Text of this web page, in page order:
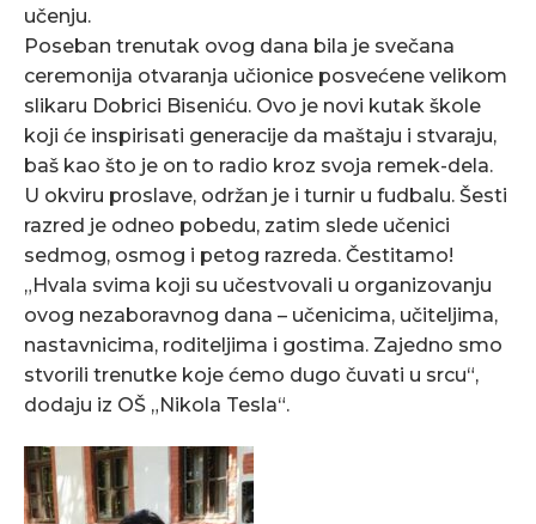
učenju.
Poseban trenutak ovog dana bila je svečana
ceremonija otvaranja učionice posvećene velikom
slikaru Dobrici Biseniću. Ovo je novi kutak škole
koji će inspirisati generacije da maštaju i stvaraju,
baš kao što je on to radio kroz svoja remek-dela.
U okviru proslave, održan je i turnir u fudbalu. Šesti
razred je odneo pobedu, zatim slede učenici
sedmog, osmog i petog razreda. Čestitamo!
„Hvala svima koji su učestvovali u organizovanju
ovog nezaboravnog dana – učenicima, učiteljima,
nastavnicima, roditeljima i gostima. Zajedno smo
stvorili trenutke koje ćemo dugo čuvati u srcu“,
dodaju iz OŠ „Nikola Tesla“.